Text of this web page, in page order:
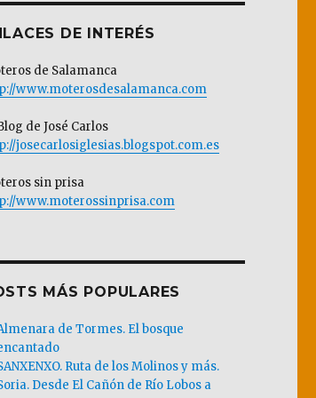
DE INTERÉS
de Salamanca
www.moterosdesalamanca.com
de José Carlos
josecarlosiglesias.blogspot.com.es
sin prisa
www.moterossinprisa.com
MÁS POPULARES
de Tormes. El bosque
Ruta de los Molinos y más.
Desde El Cañón de Río Lobos a